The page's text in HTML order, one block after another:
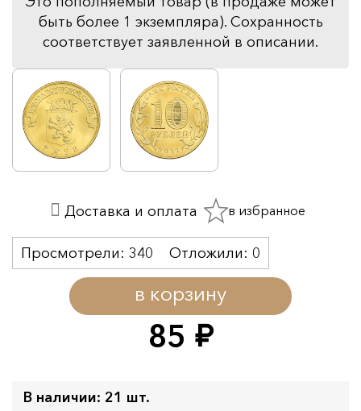
быть более 1 экземпляра). Сохранность
соответствует заявленной в описании.
85 руб.
в корзину
Просмотрели: 340 Отложили: 0
Доставка и оплата в избранное
В наличии: 21 шт.